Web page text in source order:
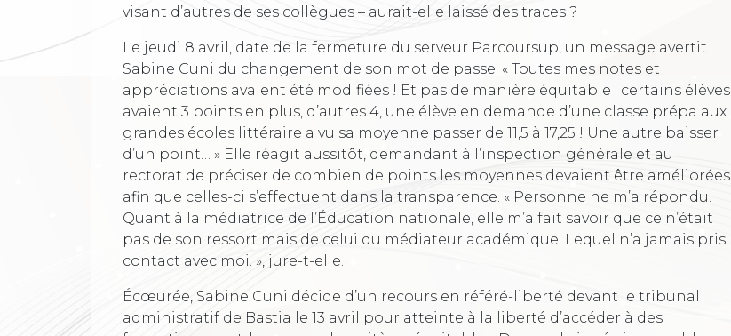
visant d’autres de ses collègues – aurait-elle laissé des traces ?
Le jeudi 8 avril, date de la fermeture du serveur Parcoursup, un message avertit
Sabine Cuni du changement de son mot de passe. « Toutes mes notes et
appréciations avaient été modifiées ! Et pas de manière équitable : certains élèves
avaient 3 points en plus, d’autres 4, une élève en demande d’une classe prépa aux
grandes écoles littéraire a vu sa moyenne passer de 11,5 à 17,25 ! Une autre baisser
d’un point… » Elle réagit aussitôt, demandant à l’inspection générale et au
rectorat de préciser de combien de points les moyennes devaient être améliorées
afin que celles-ci s’effectuent dans la transparence. « Personne ne m’a répondu.
Quant à la médiatrice de l’Éducation nationale, elle m’a fait savoir que ce n’était
pas de son ressort mais de celui du médiateur académique. Lequel n’a jamais pris
contact avec moi. », jure-t-elle.
Écœurée, Sabine Cuni décide d’un recours en référé-liberté devant le tribunal
administratif de Bastia le 13 avril pour atteinte à la liberté d’accéder à des